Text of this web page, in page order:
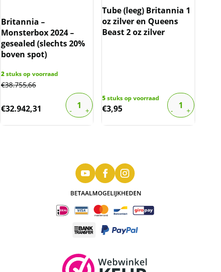
Britannia –
Monsterbox 2024 –
gesealed (slechts 20%
boven spot)
2stuks op voorraad
€38.755,66
€32.942,31
Tube (leeg) Britannia 1
oz zilver en Queens
Beast 2 oz zilver
5stuks op voorraad
€3,95